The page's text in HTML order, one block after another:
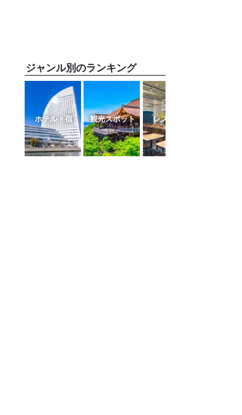
ジャンル別のランキング
ホテル・宿 観光スポット レストラン